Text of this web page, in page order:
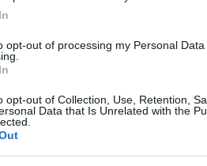
opt-out of processing my Personal
opt-out of Collection, Use, Retention,
Data that Is Unrelated with the
Con i suoi
nella cultura
ben collegato con il resto
al mondo. Se hai
troverai diverse strutture